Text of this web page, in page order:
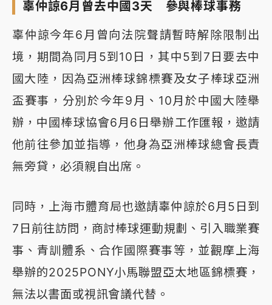
辜仲諒6月曾去中國3天 參與棒球事務
辜仲諒今年6月曾向法院聲請暫時解除限制出
境，期間為同月5到10日，其中5到7日要去中
國大陸，因為亞洲棒球錦標賽及女子棒球亞洲
盃賽事，分別於今年9月、10月於中國大陸舉
辦，中國棒球協會6月6日舉辦工作匯報，邀請
他前往參加並指導，他身為亞洲棒球總會長責
無旁貸，必須親自出席。
同時，上海市體育局也邀請辜仲諒於6月5日到
7日前往訪問，商討棒球運動規劃、引入職業賽
事、青訓體系、合作國際賽事等，並觀摩上海
舉辦的2025PONY小馬聯盟亞太地區錦標賽，
無法以書面或視訊會議代替。